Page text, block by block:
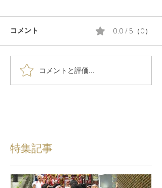
コメント 0.0 / 5（0）
コメントと評価...
特集記事